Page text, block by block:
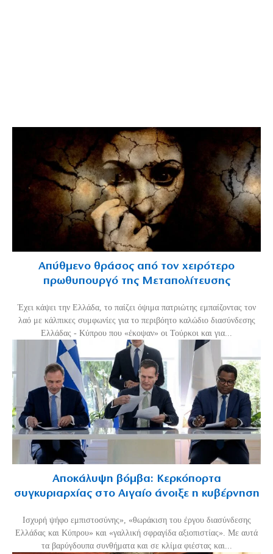
Απύθμενο θράσος από τον χειρότερο
πρωθυπουργό της Μεταπολίτευσης
Έχει κάψει την Ελλάδα, το παίζει όψιμα πατριώτης εμπαίζοντας τον
λαό με κάλπικες συμφωνίες για το περιβόητο καλώδιο διασύνδεσης
Ελλάδας - Κύπρου που «έκοψαν» οι Τούρκοι και για...
Αποκάλυψη βόμβα: Κερκόπορτα
συγκυριαρχίας στο Αιγαίο άνοιξε η κυβέρνηση
Ισχυρή ψήφο εμπιστοσύνης», «θωράκιση του έργου διασύνδεσης
Ελλάδας και Κύπρου» και «γαλλική σφραγίδα αξιοπιστίας». Με αυτά
τα βαρύγδουπα συνθήματα και σε κλίμα φιέστας και...